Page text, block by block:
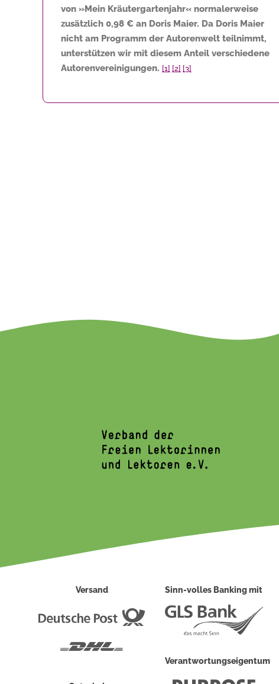
von »Mein Kräutergartenjahr« normalerweise
zusätzlich 0,98 € an Doris Maier. Da Doris Maier
nicht am Programm der Autorenwelt teilnimmt,
unterstützen wir mit diesem Anteil verschiedene
Autorenvereinigungen. [1] [2] [3]
Versand
Deutsche
Sinn-volles Banking mit
Verantwortungseigentum